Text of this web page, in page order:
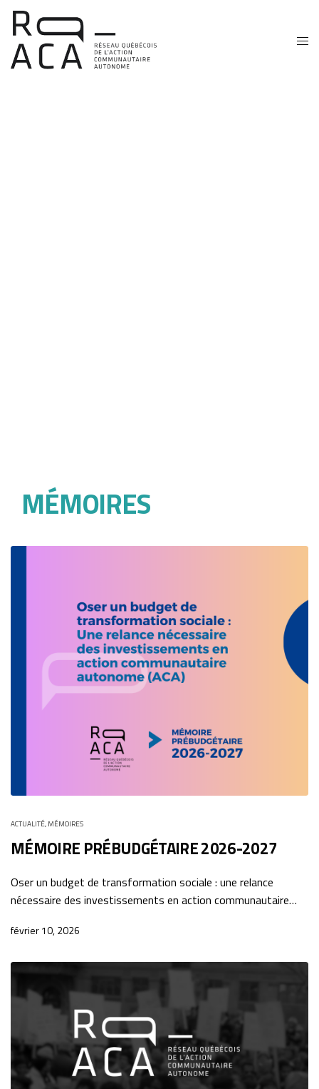
MÉMOIRES
ACTUALITÉ, MÉMOIRES
MÉMOIRE PRÉBUDGÉTAIRE 2026-2027
Oser un budget de transformation sociale : une relance
nécessaire des investissements en action communautaire…
février 10, 2026